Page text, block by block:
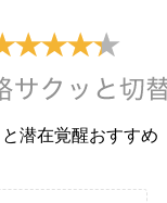
潜在覚醒おすすめ